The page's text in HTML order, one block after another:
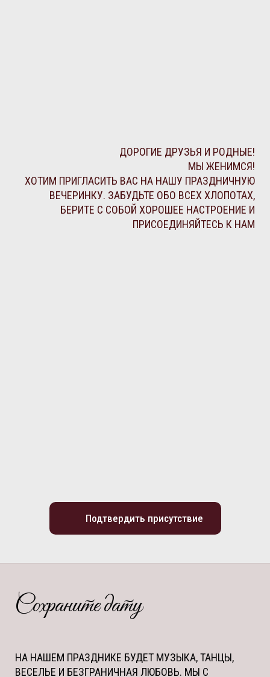
ДОРОГИЕ ДРУЗЬЯ И РОДНЫЕ!
МЫ ЖЕНИМСЯ!
ХОТИМ ПРИГЛАСИТЬ ВАС НА НАШУ ПРАЗДНИЧНУЮ
ВЕЧЕРИНКУ. ЗАБУДЬТЕ ОБО ВСЕХ ХЛОПОТАХ,
БЕРИТЕ С СОБОЙ ХОРОШЕЕ НАСТРОЕНИЕ И
ПРИСОЕДИНЯЙТЕСЬ К НАМ
Подтвердить присутствие
Сохраните дату
НА НАШЕМ ПРАЗДНИКЕ БУДЕТ МУЗЫКА, ТАНЦЫ,
ВЕСЕЛЬЕ И БЕЗГРАНИЧНАЯ ЛЮБОВЬ. МЫ С